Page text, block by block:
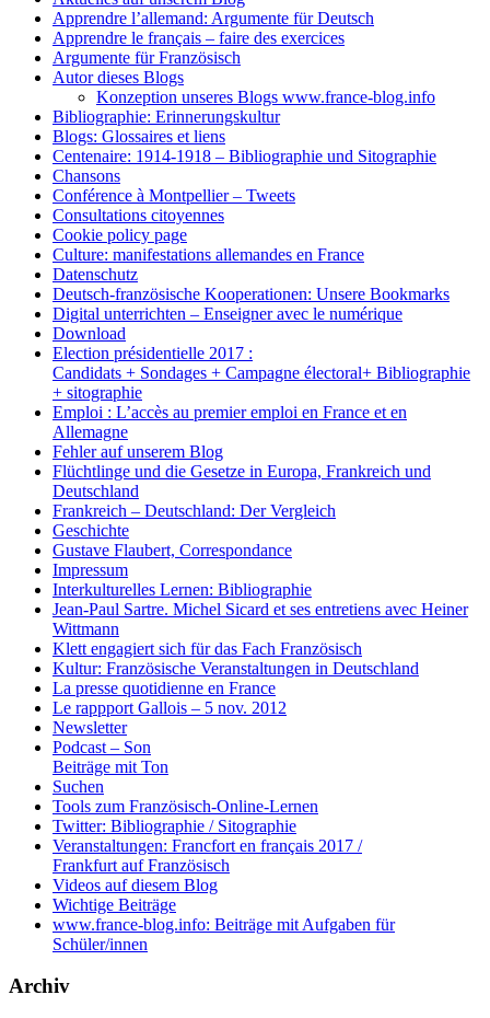
Apprendre l’allemand: Argumente für Deutsch
Apprendre le français – faire des exercices
Argumente für Französisch
Autor dieses Blogs
Konzeption unseres Blogs www.france-blog.info
Bibliographie: Erinnerungskultur
Blogs: Glossaires et liens
Centenaire: 1914-1918 – Bibliographie und Sitographie
Chansons
Conférence à Montpellier – Tweets
Consultations citoyennes
Cookie policy page
Culture: manifestations allemandes en France
Datenschutz
Deutsch-französische Kooperationen: Unsere Bookmarks
Digital unterrichten – Enseigner avec le numérique
Download
Election présidentielle 2017 :
Candidats + Sondages + Campagne électoral+ Bibliographie
+ sitographie
Emploi : L’accès au premier emploi en France et en
Allemagne
Fehler auf unserem Blog
Flüchtlinge und die Gesetze in Europa, Frankreich und
Deutschland
Frankreich – Deutschland: Der Vergleich
Geschichte
Gustave Flaubert, Correspondance
Impressum
Interkulturelles Lernen: Bibliographie
Jean-Paul Sartre. Michel Sicard et ses entretiens avec Heiner
Wittmann
Klett engagiert sich für das Fach Französisch
Kultur: Französische Veranstaltungen in Deutschland
La presse quotidienne en France
Le rappport Gallois – 5 nov. 2012
Newsletter
Podcast – Son
Beiträge mit Ton
Suchen
Tools zum Französisch-Online-Lernen
Twitter: Bibliographie / Sitographie
Veranstaltungen: Francfort en français 2017 /
Frankfurt auf Französisch
Videos auf diesem Blog
Wichtige Beiträge
www.france-blog.info: Beiträge mit Aufgaben für
Schüler/innen
Archiv